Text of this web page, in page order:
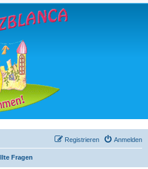
Anmelden
Registrieren
Fragen